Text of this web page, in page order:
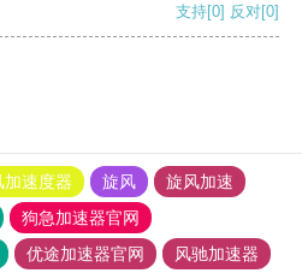
支持[0] 反对[0]
加速度器 旋风
旋风加速
狗急加速器官网
优途加速器官网
风驰加速器